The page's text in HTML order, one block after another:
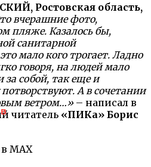
Ростовская область,
вчерашние фото,
пляже. Казалось бы,
санитарной
мало кого трогает. Ладно
говоря, на людей мало
за собой, так еще и
А в сочетании
ветром…»– написал в
читатель «ПИКа» Борис
MAX